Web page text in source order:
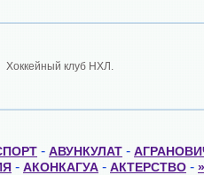
Хоккейный клуб НХЛ.
- АВУНКУЛАТ -
- АКОНКАГУА - АКТЕРСТВО - »